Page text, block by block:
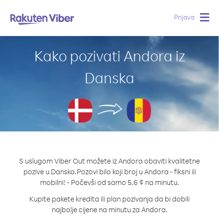
Prijava
Kako pozivati Andora iz
Danska
S uslugom Viber Out možete iz Andora obaviti kvalitetne
pozive u Danska.Pozovi bilo koji broj u Andora - fiksni ili
mobilni! - Počevši od samo 5.6 ¢ na minutu.
Kupite pakete kredita ili plan pozivanja da bi dobili
najbolje cijene na minutu za Andora.